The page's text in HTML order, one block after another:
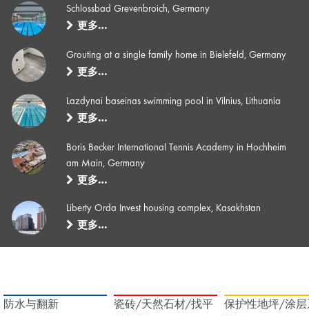
Schlossbad Grevenbroich, Germany
更多…
Grouting at a single family home in Bielefeld, Germany
更多…
Lazdynai baseinas swimming pool in Vilnius, Lithuania
更多…
Boris Becker International Tennis Academy in Hochheim
am Main, Germany
更多…
Liberty Orda Invest housing complex, Kasakhstan
更多…
防水与翻新
瓷砖/天然石材/找平
保护性地坪/涂层